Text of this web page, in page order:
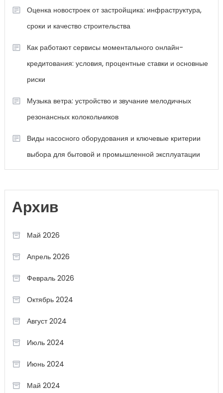
Оценка новостроек от застройщика: инфраструктура,
сроки и качество строительства
Как работают сервисы моментального онлайн-
кредитования: условия, процентные ставки и основные
риски
Музыка ветра: устройство и звучание мелодичных
резонансных колокольчиков
Виды насосного оборудования и ключевые критерии
выбора для бытовой и промышленной эксплуатации
Архив
Май 2026
Апрель 2026
Февраль 2026
Октябрь 2024
Август 2024
Июль 2024
Июнь 2024
Май 2024